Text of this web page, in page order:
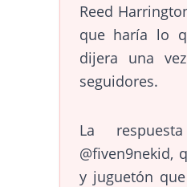
Reed
que haría lo
dijera una
seguidores.
La
@fiven9nekid,
y juguetón